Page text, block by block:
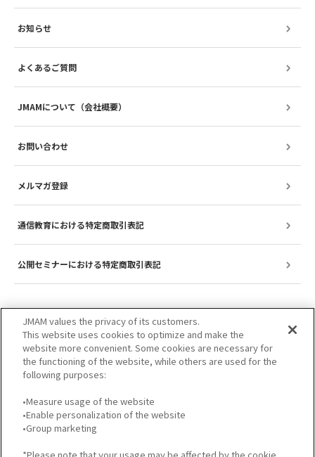
お知らせ
よくあるご質問
JMAMについて（会社概要）
お問い合わせ
メルマガ登録
通信教育における特定商取引表記
公開セミナーにおける特定商取引表記
サイトのご利用について
個人情報保護方針
JMAM values the privacy of its customers.
This website uses cookies to optimize and make the
website more convenient. Some cookies are necessary for
the functioning of the website, while others are used for the
following purposes:
•Measure usage of the website
•Enable personalization of the website
•Group marketing